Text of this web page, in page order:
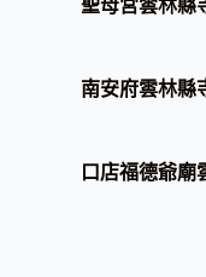
南安府雲林縣
口店福德爺廟